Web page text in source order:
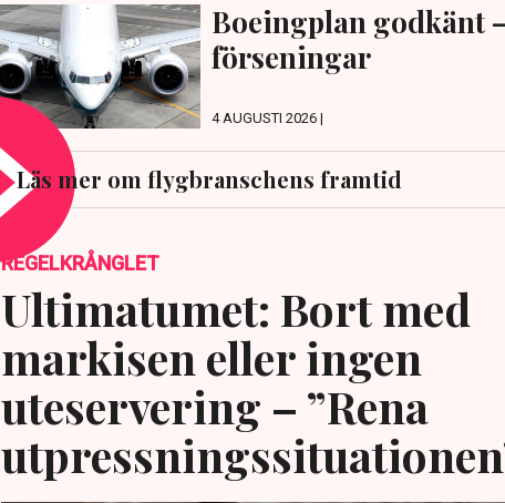
Boeingplan godkänt
förseningar
4 AUGUSTI 2026 |
Läs mer om flygbranschens framtid
REGELKRÅNGLET
Ultimatumet: Bort med
markisen eller ingen
uteservering – ”Rena